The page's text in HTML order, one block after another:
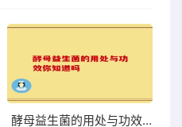
酵母益生菌的用处与功效你知道吗